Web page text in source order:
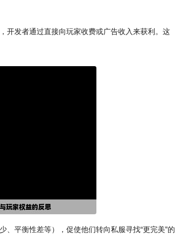
开发者通过直接向玩家收费或广告收入来获利。这
平衡性差等），促使他们转向私服寻找“更完美”的